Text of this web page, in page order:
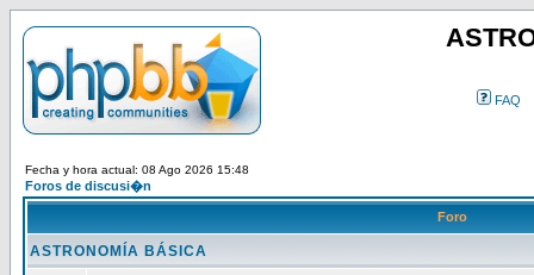
FAQ
Fecha y hora actual: 08 Ago 2026 15:48
Foros de discusi�n
Foro
ASTRONOMÍA BÁSICA